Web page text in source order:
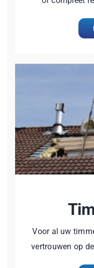
Voor al uw
vertrouwen op